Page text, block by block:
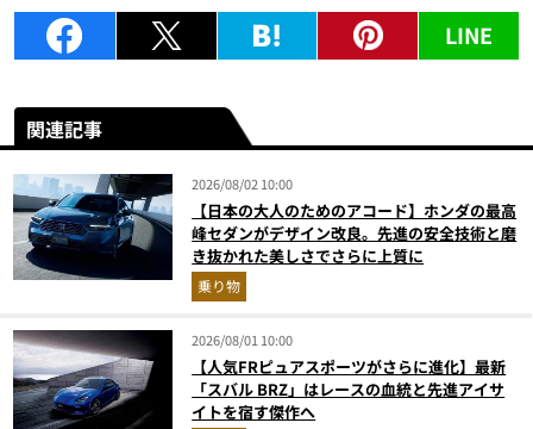
LINE
関連記事
2026/08/02 10:00
【日本の大人のためのアコード】ホンダの最高
峰セダンがデザイン改良。先進の安全技術と磨
き抜かれた美しさでさらに上質に
乗り物
2026/08/01 10:00
【人気FRピュアスポーツがさらに進化】最新
「スバル BRZ」はレースの血統と先進アイサ
イトを宿す傑作へ